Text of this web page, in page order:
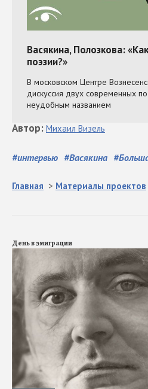
#интервью #Васякина #
Автор: Михаил Визель
Главная > Материалы проектов
День в эмиграции